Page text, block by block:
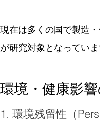
現在は多くの国で製造
が研究対象となっていま
環境・健康影
1. 環境残留性（